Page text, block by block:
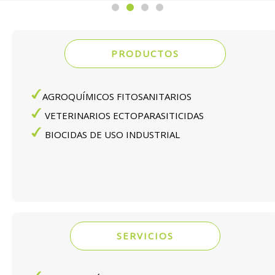
PRODUCTOS
AGROQUÍMICOS FITOSANITARIOS
VETERINARIOS ECTOPARASITICIDAS
BIOCIDAS DE USO INDUSTRIAL
SERVICIOS